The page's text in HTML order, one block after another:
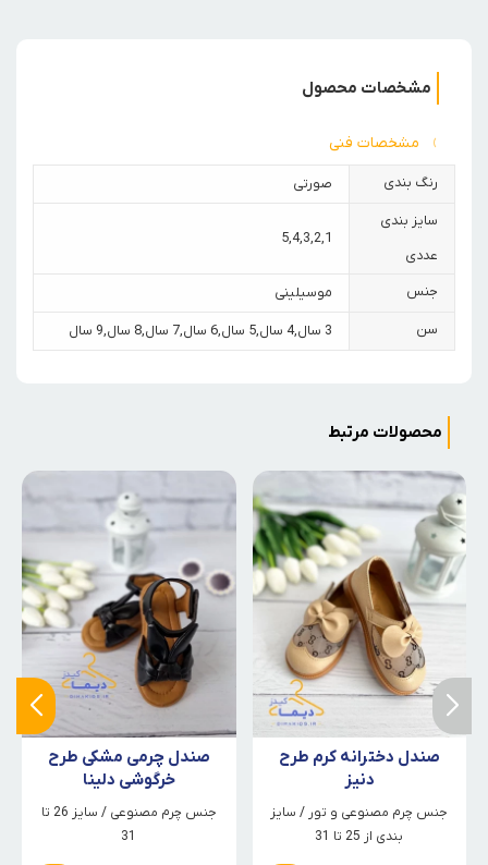
مشخصات محصول
مشخصات فنی
رنگ بندی صورتی
سایز بندی
عددی
1
,
2
,
3
,
4
,
5
جنس موسیلینی
سن 3 سال ,4 سال ,5 سال ,6 سال ,7 سال ,8 سال ,9 سال
محصولات مرتبط
صندل دخترانه کرم طرح
دنیز
جنس چرم مصنوعی و تور / سایز
بندی از 25 تا 31
صندل چرمی مشکی طرح
خرگوشی دلینا
جنس چرم مصنوعی / سایز 26 تا
31